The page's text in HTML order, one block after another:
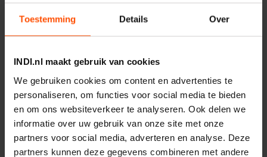
Toestemming Details Over
INDI.nl maakt gebruik van cookies
We gebruiken cookies om content en advertenties te
personaliseren, om functies voor social media te bieden
en om ons websiteverkeer te analyseren. Ook delen we
informatie over uw gebruik van onze site met onze
partners voor social media, adverteren en analyse. Deze
partners kunnen deze gegevens combineren met andere
€ 219,68
incl. BTW
− +
Rotator CPR 5-01 50kN
4mm x Ø17mm
Artikelnummer:CPR501
Merknaam:Baltrotors
€ 19,99
incl. BTW